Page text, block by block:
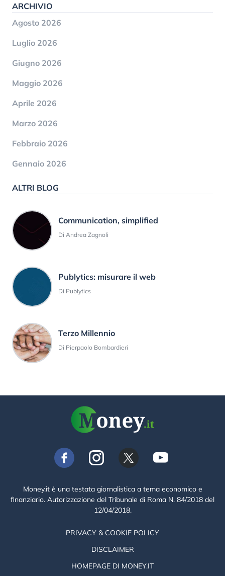
ARCHIVIO
Agosto 2026
Luglio 2026
Giugno 2026
Maggio 2026
Aprile 2026
Marzo 2026
Febbraio 2026
Gennaio 2026
ALTRI BLOG
Communication, simplified
Di Andrea Zagnoli
Publytics: misurare il web
Di Publytics
Terzo Millennio
Di Pierpaolo Bombardieri
Money.it è una testata giornalistica a tema economico e
finanziario. Autorizzazione del Tribunale di Roma N. 84/2018 del
12/04/2018.
PRIVACY & COOKIE POLICY
DISCLAIMER
HOMEPAGE DI MONEY.IT